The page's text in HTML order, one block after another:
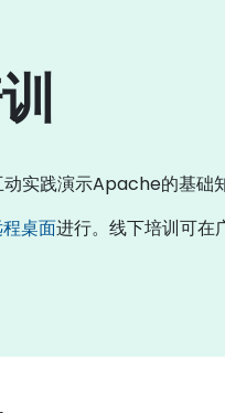
践演示Apache的基础知
桌面进行。线下培训可